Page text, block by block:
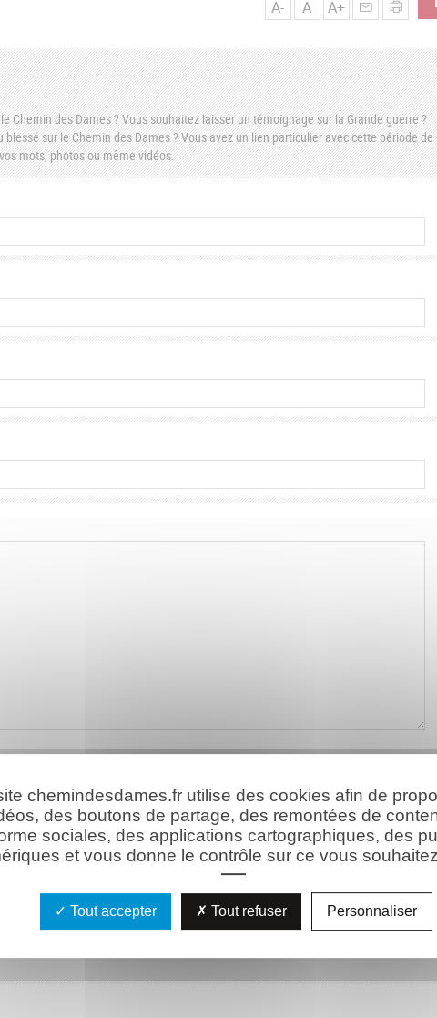
A- A A+
Chemin des Dames ? Vous souhaitez laisser un témoignage sur la Grande guerre ?
sur le Chemin des Dames ? Vous avez un lien particulier avec cette période de
mots, photos ou même vidéos.
son)
chemindesdames.fr utilise des cookies afin de
des boutons de partage, des remontées de
sociales, des applications cartographiques, des
et vous donne le contrôle sur ce vous
Tout accepter Tout refuser Personnaliser